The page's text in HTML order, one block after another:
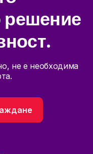
решение
не е необходима